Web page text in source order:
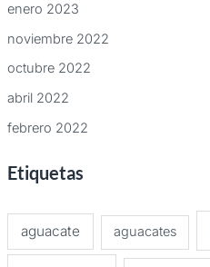
enero 2023
noviembre 2022
octubre 2022
abril 2022
febrero 2022
Etiquetas
aguacate aguacates